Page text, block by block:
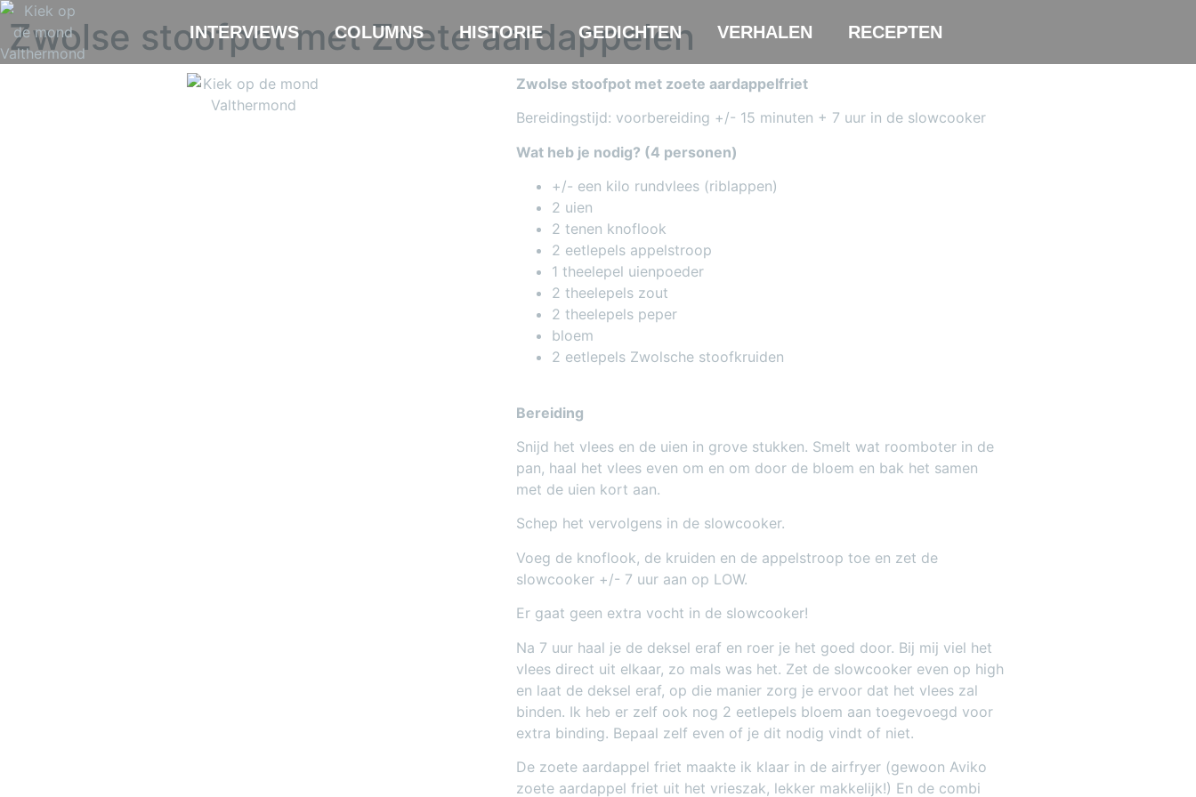
INTERVIEWS COLUMNS HISTORIE GEDICHTEN VERHALEN RECEPTEN
Zwolse stoofpot met Zoete aardappelen
Zwolse stoofpot met zoete aardappelfriet
Bereidingstijd: voorbereiding +/- 15 minuten + 7 uur in de slowcooker
Wat heb je nodig? (4 personen)
+/- een kilo rundvlees (riblappen)
2 uien
2 tenen knoflook
2 eetlepels appelstroop
1 theelepel uienpoeder
2 theelepels zout
2 theelepels peper
bloem
2 eetlepels Zwolsche stoofkruiden
Bereiding
Snijd het vlees en de uien in grove stukken. Smelt wat roomboter in de
pan, haal het vlees even om en om door de bloem en bak het samen
met de uien kort aan.
Schep het vervolgens in de slowcooker.
Voeg de knoflook, de kruiden en de appelstroop toe en zet de
slowcooker +/- 7 uur aan op LOW.
Er gaat geen extra vocht in de slowcooker!
Na 7 uur haal je de deksel eraf en roer je het goed door. Bij mij viel het
vlees direct uit elkaar, zo mals was het. Zet de slowcooker even op high
en laat de deksel eraf, op die manier zorg je ervoor dat het vlees zal
binden. Ik heb er zelf ook nog 2 eetlepels bloem aan toegevoegd voor
extra binding. Bepaal zelf even of je dit nodig vindt of niet.
De zoete aardappel friet maakte ik klaar in de airfryer (gewoon Aviko
zoete aardappel friet uit het vrieszak, lekker makkelijk!) En de combi